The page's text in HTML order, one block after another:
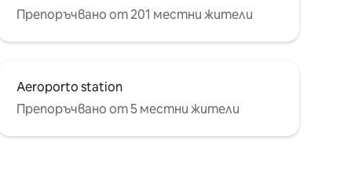
Препоръчвано от 201 местни жители
Aeroporto station
Препоръчвано от 5 местни жители